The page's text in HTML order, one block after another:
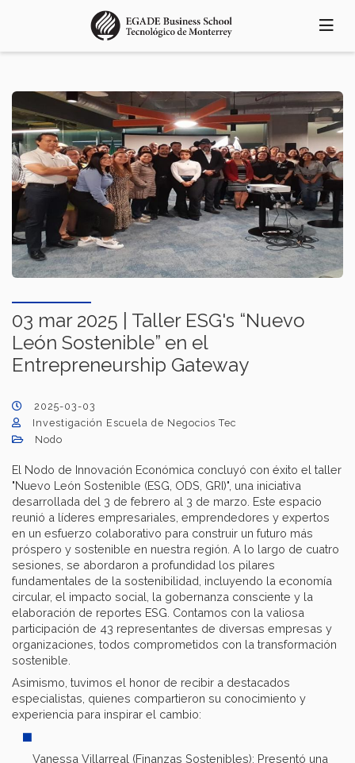
principal
03 mar 2025 | Taller ESG's “Nuevo
León Sostenible”​ en el
Entrepreneurship Gateway
2025-03-03
Investigación Escuela de Negocios Tec
Nodo
El Nodo de Innovación Económica concluyó con éxito el taller
"Nuevo León Sostenible (ESG, ODS, GRI)", una iniciativa
desarrollada del 3 de febrero al 3 de marzo. Este espacio
reunió a líderes empresariales, emprendedores y expertos
en un esfuerzo colaborativo para construir un futuro más
próspero y sostenible en nuestra región. A lo largo de cuatro
sesiones, se abordaron a profundidad los pilares
fundamentales de la sostenibilidad, incluyendo la economía
circular, el impacto social, la gobernanza consciente y la
elaboración de reportes ESG. Contamos con la valiosa
participación de 43 representantes de diversas empresas y
organizaciones, todos comprometidos con la transformación
sostenible.​
Asimismo, tuvimos el honor de recibir a destacados
especialistas, quienes compartieron su conocimiento y
experiencia para inspirar el cambio:​
Vanessa Villarreal (Finanzas Sostenibles): Presentó una